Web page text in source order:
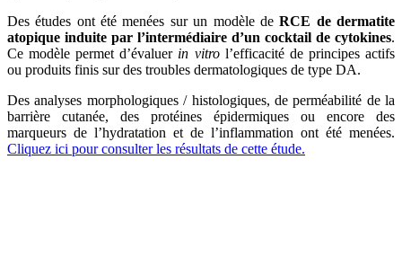
Des études ont été menées sur un modèle deRCE de dermatite
atopique induite par l’intermédiaire d’un cocktail de cytokines.
Ce modèle permet d’évaluer in vitrol’efficacité de principes actifs
ou produits finis sur des troubles dermatologiques de type DA.
Des analyses morphologiques / histologiques, de perméabilité de la
barrière cutanée, des protéines épidermiques ou encore des
marqueurs de l’hydratation et de l’inflammation ont été menées.
Cliquez ici pour consulter les résultats de cette étude.